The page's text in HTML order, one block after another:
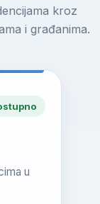
kroz
i građanima.
u